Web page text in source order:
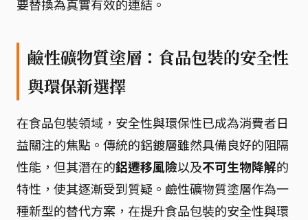
要替換為真實有效的連結。
鹼性礦物質塗層：食品包裝的安全性
與環保新選擇
在食品包裝領域，安全性與環保性已成為消費者日
益關注的焦點。傳統的鋁鍍層雖然具備良好的阻隔
性能，但其潛在的鋁遷移風險以及不可生物降解的
特性，使其逐漸受到質疑。鹼性礦物質塗層作為一
種新型的替代方案，在提升食品包裝的安全性與環